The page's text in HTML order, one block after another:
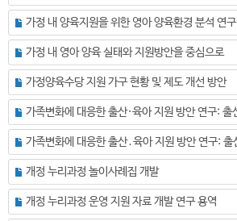
가정 내 양육지원을 위한 영아 양육환경 분석 연구
가정 내 영아 양육 실태와 지원방안을 중심으로
가정양육수당 지원 가구 현황 및 제도 개선 방안
개정 누리과정 놀이사례집 개발
개정 누리과정 운영 지원 자료 개발 연구 용역